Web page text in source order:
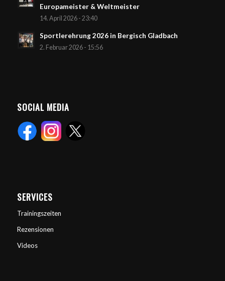
Europameister & Weltmeister
14. April 2026 - 23:40
Sportlerehrung 2026 in Bergisch Gladbach
2. Februar 2026 - 15:56
SOCIAL MEDIA
SERVICES
Trainingszeiten
Rezensionen
Videos